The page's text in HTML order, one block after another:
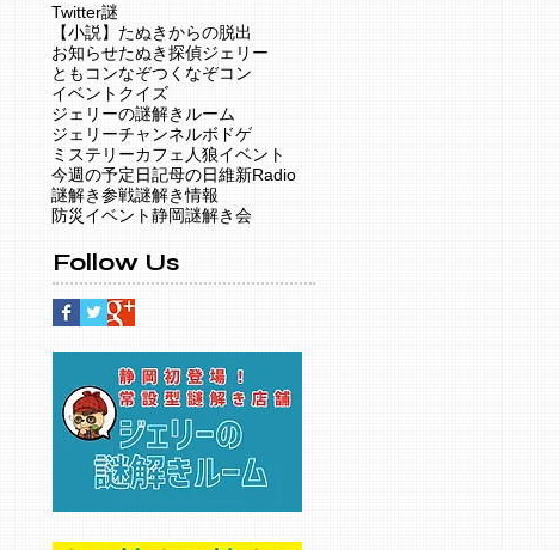
Twitter謎
【小説】たぬきからの脱出
お知らせたぬき探偵ジェリー
ともコンなぞつく なぞコン
イベント クイズ
ジェリーの謎解きルーム
ジェリーチャンネルボドゲ
ミステリーカフェ 人狼イベント
今週の予定日記母の日維新Radio
謎解き参戦謎解き情報
防災イベント静岡謎解き会
Follow Us